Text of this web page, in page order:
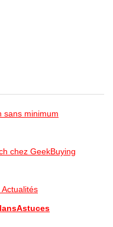
sans minimum
chez GeekBuying